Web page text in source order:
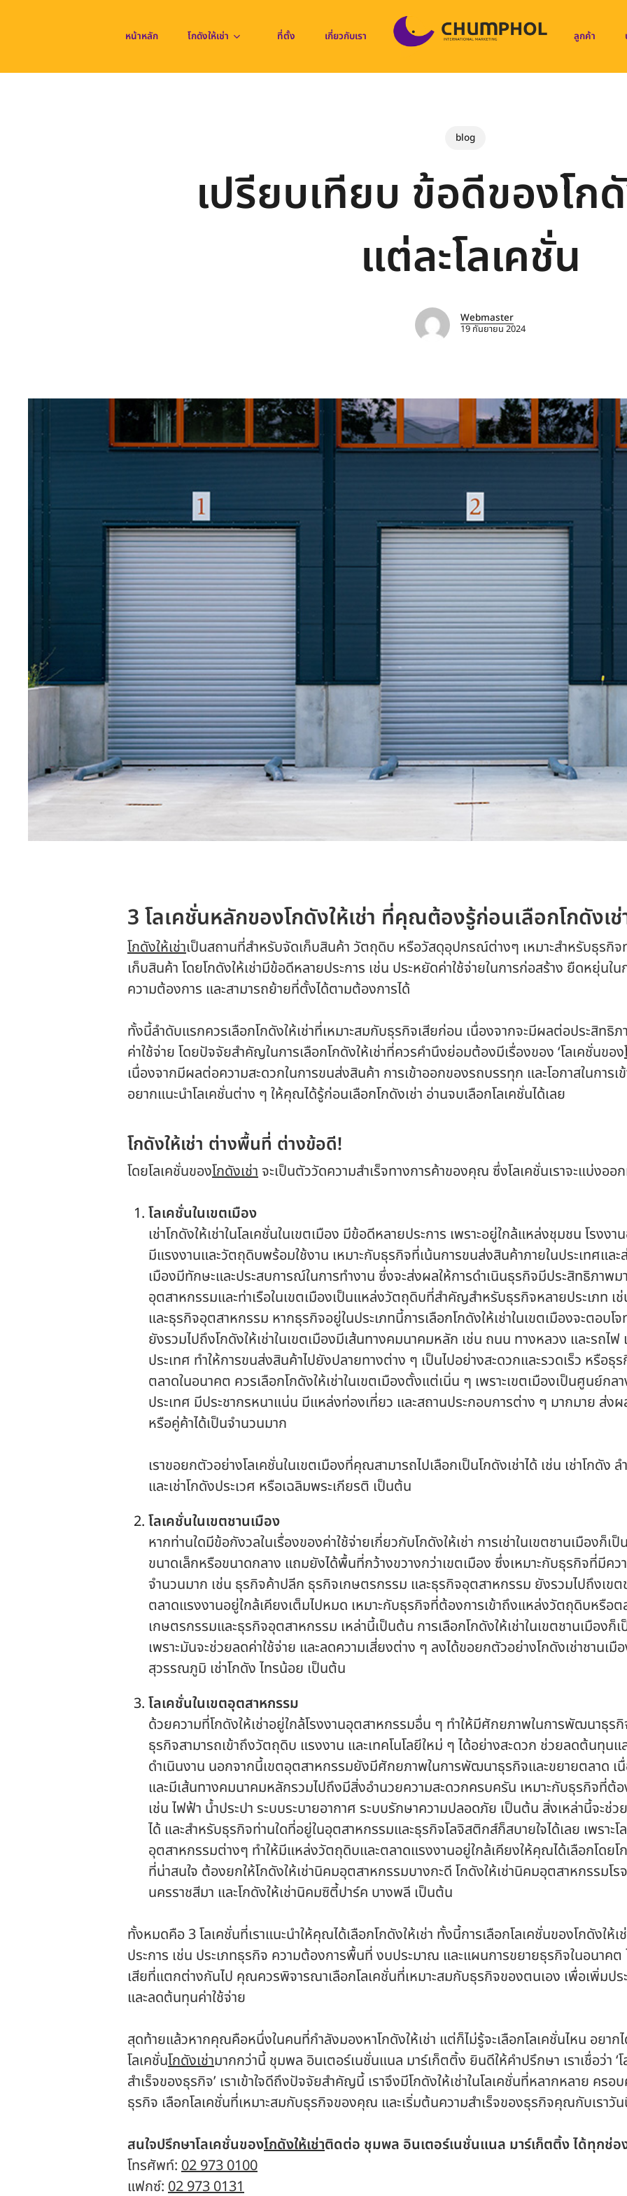
หน้าหลัก โกดังให้เช่า ที่ตั้ง เกี่ยวกับเรา ลูกค้า
blog
เปรียบเทียบ ข้อดีของโกดั
แต่ละโลเคชั่น
Webmaster
19 กันยายน 2024
3 โลเคชั่นหลักของโกดังให้เช่า ที่คุณต้องรู้ก่อนเลือกโกดังเช่
โกดังให้เช่าเป็นสถานที่สำหรับจัดเก็บสินค้า วัตถุดิบ หรือวัสดุอุปกรณ์ต่างๆ เหมาะสำหรับธุรกิ
เก็บสินค้า โดยโกดังให้เช่ามีข้อดีหลายประการ เช่น ประหยัดค่าใช้จ่ายในการก่อสร้าง ยืดหยุ่น
ความต้องการ และสามารถย้ายที่ตั้งได้ตามต้องการได้
ทั้งนี้ลำดับแรกควรเลือกโกดังให้เช่าที่เหมาะสมกับธุรกิจเสียก่อน เนื่องจากจะมีผลต่อประสิทธิ
ค่าใช้จ่าย โดยปัจจัยสำคัญในการเลือกโกดังให้เช่าที่ควรคำนึงย่อมต้องมีเรื่องของ ‘โลเคชั่นของ
เนื่องจากมีผลต่อความสะดวกในการขนส่งสินค้า การเข้าออกของรถบรรทุก และโอกาสในการเ
อยากแนะนำโลเคชั่นต่าง ๆ ให้คุณได้รู้ก่อนเลือกโกดังเช่า อ่านจบเลือกโลเคชั่นได้เลย
โกดังให้เช่า ต่างพื้นที่ ต่างข้อดี!
โดยโลเคชั่นของโกดังเช่าจะเป็นตัววัดความสำเร็จทางการค้าของคุณ ซึ่งโลเคชั่นเราจะแบ่งอ
โลเคชั่นในเขตเมือง
เช่าโกดังให้เช่าในโลเคชั่นในเขตเมือง มีข้อดีหลายประการ เพราะอยู่ใกล้แหล่งชุมชน โรงงา
มีแรงงานและวัตถุดิบพร้อมใช้งาน เหมาะกับธุรกิจที่เน้นการขนส่งสินค้าภายในประเทศแล
เมืองมีทักษะและประสบการณ์ในการทำงาน ซึ่งจะส่งผลให้การดำเนินธุรกิจมีประสิทธิภาพ
อุตสาหกรรมและท่าเรือในเขตเมืองเป็นแหล่งวัตถุดิบที่สำคัญสำหรับธุรกิจหลายประเภท เ
และธุรกิจอุตสาหกรรม หากธุรกิจอยู่ในประเภทนี้การเลือกโกดังให้เช่าในเขตเมืองจะตอบโ
ยังรวมไปถึงโกดังให้เช่าในเขตเมืองมีเส้นทางคมนาคมหลัก เช่น ถนน ทางหลวง และรถ
ประเทศ ทำให้การขนส่งสินค้าไปยังปลายทางต่าง ๆ เป็นไปอย่างสะดวกและรวดเร็ว หรือ
ตลาดในอนาคต ควรเลือกโกดังให้เช่าในเขตเมืองตั้งแต่เนิ่น ๆ เพราะเขตเมืองเป็นศูนย์ก
ประเทศ มีประชากรหนาแน่น มีแหล่งท่องเที่ยว และสถานประกอบการต่าง ๆ มากมาย ส่งผ
หรือคู่ค้าได้เป็นจำนวนมาก
เราขอยกตัวอย่างโลเคชั่นในเขตเมืองที่คุณสามารถไปเลือกเป็นโกดังเช่าได้ เช่น เช่าโกดัง
และเช่าโกดังประเวศ หรือเฉลิมพระเกียรติ เป็นต้น
โลเคชั่นในเขตชานเมือง
หากท่านใดมีข้อกังวลในเรื่องของค่าใช้จ่ายเกี่ยวกับโกดังให้เช่า การเช่าในเขตชานเมืองก็เ
ขนาดเล็กหรือขนาดกลาง แถมยังได้พื้นที่กว้างขวางกว่าเขตเมือง ซึ่งเหมาะกับธุรกิจที่มีค
จำนวนมาก เช่น ธุรกิจค้าปลีก ธุรกิจเกษตรกรรม และธุรกิจอุตสาหกรรม ยังรวมไปถึงเข
ตลาดแรงงานอยู่ใกล้เคียงเต็มไปหมด เหมาะกับธุรกิจที่ต้องการเข้าถึงแหล่งวัตถุดิบหรือ
เกษตรกรรมและธุรกิจอุตสาหกรรม เหล่านี้เป็นต้น การเลือกโกดังให้เช่าในเขตชานเมืองก็
เพราะมันจะช่วยลดค่าใช้จ่าย และลดความเสี่ยงต่าง ๆ ลงได้ขอยกตัวอย่างโกดังเช่าชานเมื
สุวรรณภูมิ เช่าโกดัง ไทรน้อย เป็นต้น
โลเคชั่นในเขตอุตสาหกรรม
ด้วยความที่โกดังให้เช่าอยู่ใกล้โรงงานอุตสาหกรรมอื่น ๆ ทำให้มีศักยภาพในการพัฒนาธุร
ธุรกิจสามารถเข้าถึงวัตถุดิบ แรงงาน และเทคโนโลยีใหม่ ๆ ได้อย่างสะดวก ช่วยลดต้นทุนแ
ดำเนินงาน นอกจากนี้เขตอุตสาหกรรมยังมีศักยภาพในการพัฒนาธุรกิจและขยายตลาด เ
และมีเส้นทางคมนาคมหลักรวมไปถึงมีสิ่งอำนวยความสะดวกครบครัน เหมาะกับธุรกิจที่ต้อง
เช่น ไฟฟ้า น้ำประปา ระบบระบายอากาศ ระบบรักษาความปลอดภัย เป็นต้น สิ่งเหล่านี้จะช่ว
ได้ และสำหรับธุรกิจท่านใดที่อยู่ในอุตสาหกรรมและธุรกิจโลจิสติกส์ก็สบายใจได้เลย เพราะ
อุตสาหกรรมต่างๆ ทำให้มีแหล่งวัตถุดิบและตลาดแรงงานอยู่ใกล้เคียงให้คุณได้เลือกโดยโ
ที่น่าสนใจ ต้องยกให้โกดังให้เช่านิคมอุตสาหกรรมบางกะดี โกดังให้เช่านิคมอุตสาหกรรมโร
นครราชสีมา และโกดังให้เช่านิคมซิตี้ปาร์ค บางพลี เป็นต้น
ทั้งหมดคือ 3 โลเคชั่นที่เราแนะนำให้คุณได้เลือกโกดังให้เช่า ทั้งนี้การเลือกโลเคชั่นของโกดังใ
ประการ เช่น ประเภทธุรกิจ ความต้องการพื้นที่ งบประมาณ และแผนการขยายธุรกิจในอนาคต
เสียที่แตกต่างกันไป คุณควรพิจารณาเลือกโลเคชั่นที่เหมาะสมกับธุรกิจของตนเอง เพื่อเพิ่มปร
และลดต้นทุนค่าใช้จ่าย
สุดท้ายแล้วหากคุณคือหนึ่งในคนที่กำลังมองหาโกดังให้เช่า แต่ก็ไม่รู้จะเลือกโลเคชั่นไหน อยาก
โลเคชั่นโกดังเช่ามากกว่านี้ ชุมพล อินเตอร์เนชั่นแนล มาร์เก็ตติ้ง ยินดีให้คำปรึกษา เราเชื่อว่า
สำเร็จของธุรกิจ’ เราเข้าใจดีถึงปัจจัยสำคัญนี้ เราจึงมีโกดังให้เช่าในโลเคชั่นที่หลากหลาย คร
ธุรกิจ เลือกโลเคชั่นที่เหมาะสมกับธุรกิจของคุณ และเริ่มต้นความสำเร็จของธุรกิจคุณกับเราวั
สนใจปรึกษาโลเคชั่นของโกดังให้เช่าติดต่อ ชุมพล อินเตอร์เนชั่นแนล มาร์เก็ตติ้ง ได้ทุกช่อ
โทรศัพท์: 02 973 0100
แฟกซ์: 02 973 0131